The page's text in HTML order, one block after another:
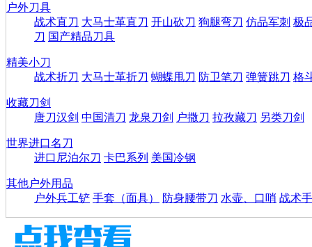
户外刀具
战术直刀 大马士革直刀 开山砍刀 狗腿弯刀 仿品军刺 极
刀 国产精品刀具
精美小刀
战术折刀 大马士革折刀 蝴蝶甩刀 防卫笔刀 弹簧跳刀 格
收藏刀剑
唐刀汉剑 中国清刀 龙泉刀剑 户撒刀 拉孜藏刀 另类刀剑
世界进口名刀
进口尼泊尔刀 卡巴系列 美国冷钢
其他户外用品
户外兵工铲 手套（面具） 防身腰带刀 水壶、口哨 战术